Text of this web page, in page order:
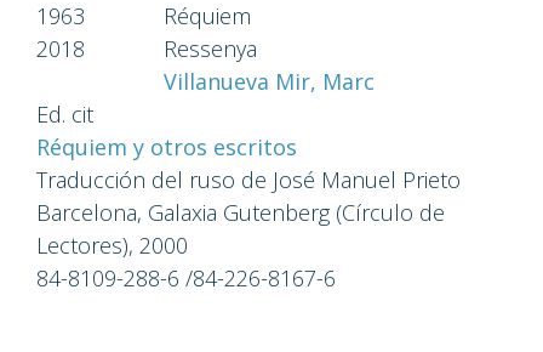
1963
Réquiem
2018
Ressenya
Villanueva Mir, Marc
Ed. cit
Réquiem y otros escritos
Traducción del ruso de José Manuel Prieto
Barcelona, Galaxia Gutenberg (Círculo de
Lectores), 2000
84-8109-288-6 /84-226-8167-6